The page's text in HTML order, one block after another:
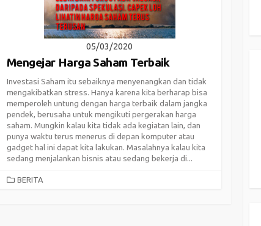
05/03/2020
Mengejar Harga Saham Terbaik
Investasi Saham itu sebaiknya menyenangkan dan tidak
mengakibatkan stress. Hanya karena kita berharap bisa
memperoleh untung dengan harga terbaik dalam jangka
pendek, berusaha untuk mengikuti pergerakan harga
saham. Mungkin kalau kita tidak ada kegiatan lain, dan
punya waktu terus menerus di depan komputer atau
gadget hal ini dapat kita lakukan. Masalahnya kalau kita
sedang menjalankan bisnis atau sedang bekerja di...
CATEGORIES
BERITA